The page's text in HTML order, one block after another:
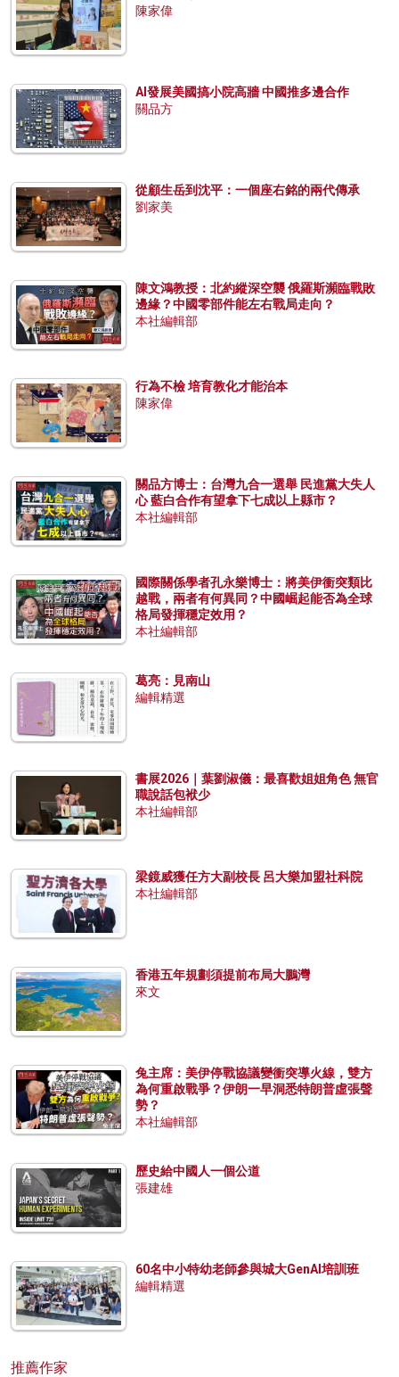
陳家偉
AI發展美國搞小院高牆 中國推多邊合作
關品方
從顧生岳到沈平：一個座右銘的兩代傳承
劉家美
陳文鴻教授：北約縱深空襲 俄羅斯瀕臨戰敗
邊緣？中國零部件能左右戰局走向？
本社編輯部
行為不檢 培育教化才能治本
陳家偉
關品方博士：台灣九合一選舉 民進黨大失人
心 藍白合作有望拿下七成以上縣市？
本社編輯部
國際關係學者孔永樂博士：將美伊衝突類比
越戰，兩者有何異同？中國崛起能否為全球
格局發揮穩定效用？
本社編輯部
葛亮：見南山
編輯精選
書展2026｜葉劉淑儀：最喜歡姐姐角色 無官
職說話包袱少
本社編輯部
梁鏡威獲任方大副校長 呂大樂加盟社科院
本社編輯部
香港五年規劃須提前布局大鵬灣
來文
兔主席：美伊停戰協議變衝突導火線，雙方
為何重啟戰爭？伊朗一早洞悉特朗普虛張聲
勢？
本社編輯部
歷史給中國人一個公道
張建雄
60名中小特幼老師參與城大GenAI培訓班
編輯精選
推薦作家